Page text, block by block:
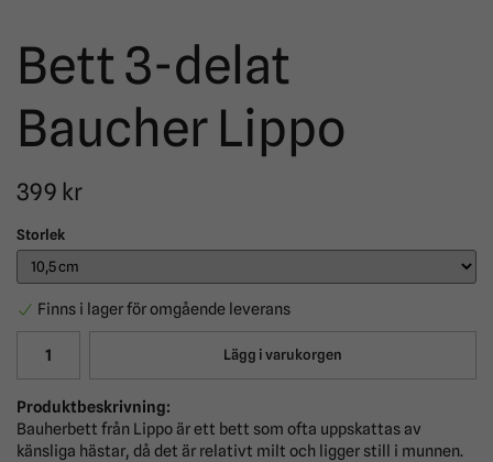
Bett 3-delat
Baucher Lippo
399 kr
Storlek
Finns i lager för omgående leverans
Lägg i varukorgen
Produktbeskrivning:
Bauherbett från Lippo är ett bett som ofta uppskattas av
känsliga hästar, då det är relativt milt och ligger still i munnen.